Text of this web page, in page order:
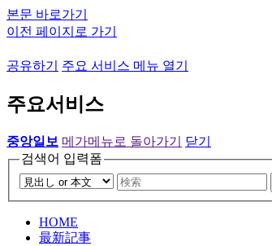
본문 바로가기
이전 페이지로 가기
공유하기 주요 서비스 메뉴 열기
주요서비스
중앙일보 메가메뉴로 돌아가기
닫기
검색어 입력폼
HOME
最新記事